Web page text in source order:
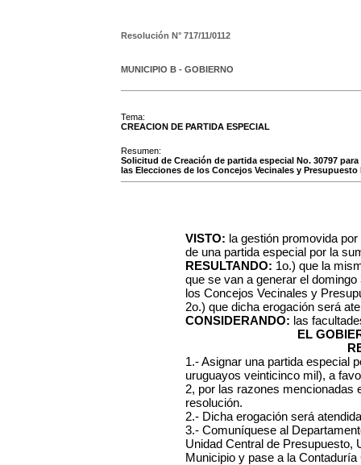
Resolución N° 717/11/0112
MUNICIPIO B - GOBIERNO
Tema:
CREACION DE PARTIDA ESPECIAL
Resumen:
Solicitud de Creación de partida especial No. 30797
las Elecciones de los Concejos Vecinales y
VISTO: la gestión promovida
de una partida especial por la
RESULTANDO: 1o.) que la
que se van a generar el
los Concejos Vecinales y
2o.) que dicha erogación será
CONSIDERANDO: las
EL
1.- Asignar una partida especial
uruguayos veinticinco mil), a
2, por las razones mencionadas
resolución.
2.- Dicha erogación será
3.- Comuníquese al
Unidad Central de Presupuesto,
Municipio y pase a la